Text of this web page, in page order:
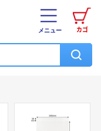
カゴ
メニュー